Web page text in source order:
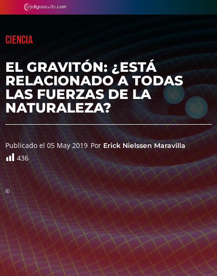
CIENCIA
EL GRAVITÓN: ¿ESTÁ
RELACIONADO A TODAS
LAS FUERZAS DE LA
NATURALEZA?
Publicado el 05 May 2019 Por Erick Nielssen Maravilla
436
©